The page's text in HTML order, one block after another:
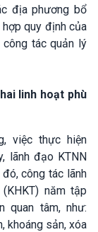
địa phương bổ
quy định của
tác quản lý
linh hoạt phù
việc thực hiện
lãnh đạo KTNN
công tác lãnh
năm tập
quan tâm, như:
khoáng sản, xóa